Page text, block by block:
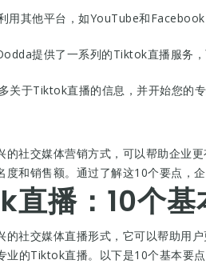
用其他平台，如YouTube和Facebook
提供了一系列的Tiktok直播服务
关于Tiktok直播的信息，并开始您的
社交媒体营销方式，可以帮助企业
和销售额。通过了解这10个要点，
播：10个基
社交媒体直播形式，它可以帮助用
业的Tiktok直播。以下是10个基本要点